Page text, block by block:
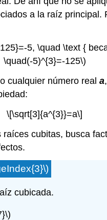
a la raíz principal.
5, \quad \text {
\quad(-5)^{3}=-125\)
cualquier número reala
\[\sqrt[3]{a^{3}}=a\]
raíces cubitas, busca
cubicada.